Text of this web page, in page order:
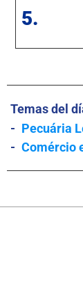
5.
Temas del
- Pecuária
- Comércio